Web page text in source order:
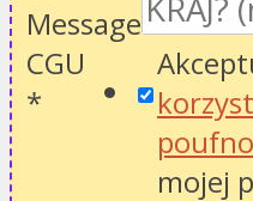
Message
CGU
*
mojej